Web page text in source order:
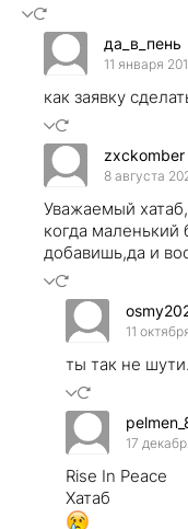
да_в_пень
11 января
как заявку
zxckomber
8 августа
Уважаемый
когда маленький
добавишь,да и
11
ты так не
17
Rise In Peace
Хатаб